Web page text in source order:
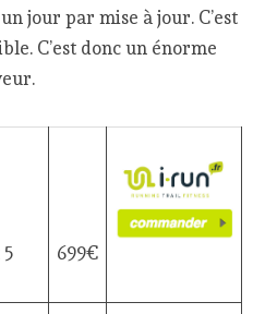
jour par mise à jour. C’est
C’est donc un énorme
699€